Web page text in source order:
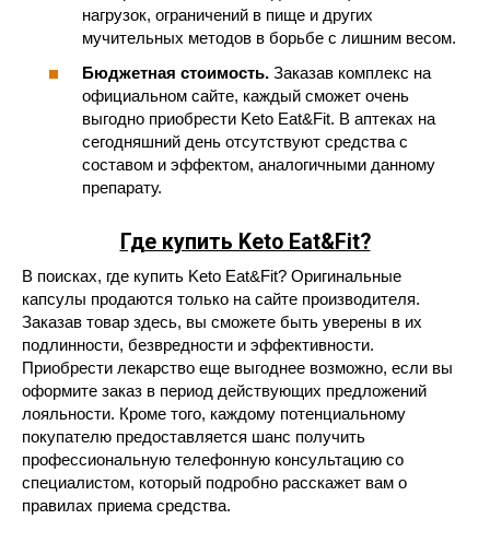
нагрузок, ограничений в пище и других
мучительных методов в борьбе с лишним весом.
Бюджетная стоимость. Заказав комплекс на
официальном сайте, каждый сможет очень
выгодно приобрести Keto Eat&Fit. В аптеках на
сегодняшний день отсутствуют средства с
составом и эффектом, аналогичными данному
препарату.
Где купить Keto Eat&Fit?
В поисках, где купить Keto Eat&Fit? Оригинальные
капсулы продаются только на сайте производителя.
Заказав товар здесь, вы сможете быть уверены в их
подлинности, безвредности и эффективности.
Приобрести лекарство еще выгоднее возможно, если вы
оформите заказ в период действующих предложений
лояльности. Кроме того, каждому потенциальному
покупателю предоставляется шанс получить
профессиональную телефонную консультацию со
специалистом, который подробно расскажет вам о
правилах приема средства.